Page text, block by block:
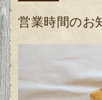
営業時間のお